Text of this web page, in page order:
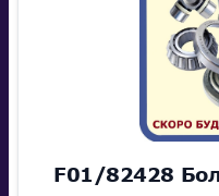
F01/82428